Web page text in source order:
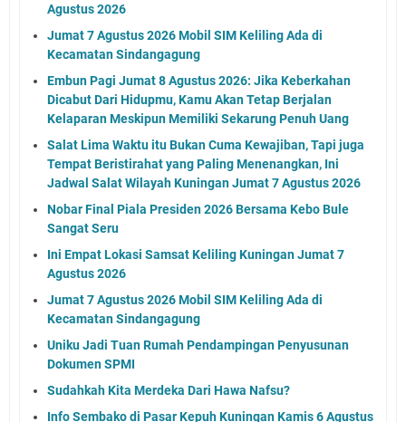
Agustus 2026
Jumat 7 Agustus 2026 Mobil SIM Keliling Ada di
Kecamatan Sindangagung
Embun Pagi Jumat 8 Agustus 2026: Jika Keberkahan
Dicabut Dari Hidupmu, Kamu Akan Tetap Berjalan
Kelaparan Meskipun Memiliki Sekarung Penuh Uang
Salat Lima Waktu itu Bukan Cuma Kewajiban, Tapi juga
Tempat Beristirahat yang Paling Menenangkan, Ini
Jadwal Salat Wilayah Kuningan Jumat 7 Agustus 2026
Nobar Final Piala Presiden 2026 Bersama Kebo Bule
Sangat Seru
Ini Empat Lokasi Samsat Keliling Kuningan Jumat 7
Agustus 2026
Jumat 7 Agustus 2026 Mobil SIM Keliling Ada di
Kecamatan Sindangagung
Uniku Jadi Tuan Rumah Pendampingan Penyusunan
Dokumen SPMI
Sudahkah Kita Merdeka Dari Hawa Nafsu?
Info Sembako di Pasar Kepuh Kuningan Kamis 6 Agustus